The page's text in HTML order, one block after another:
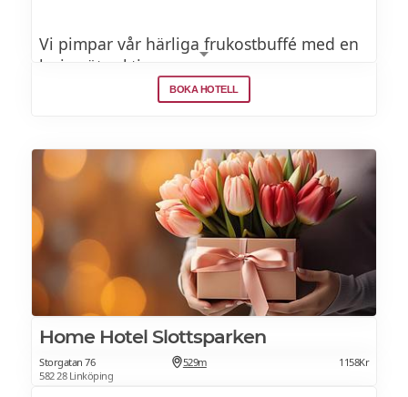
Vi pimpar vår härliga frukostbuffé med en
lyxig söt sektion.
Vi fyller den med b.la goda bakverk, tårtor
Allt för att ni ska kunna njuta av frukosten
riktigt länge.
Bokar in er gör ni för ankomst mellan
klockan 08.00 - 10.30
Vi serverar frukosten fram till 11.30.
BOKA HOTELL
Home Hotel Slottsparken
Storgatan 76
582 28 Linköping
529m 1158Kr